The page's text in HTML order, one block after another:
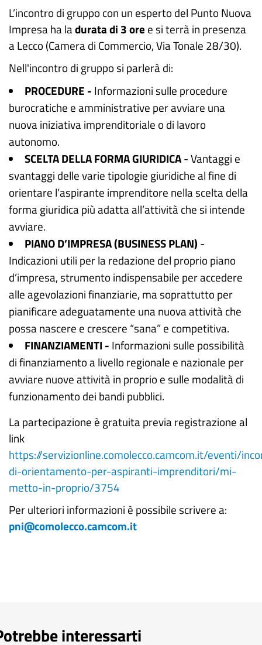
L’incontro di gruppo con un esperto del Punto Nuova
Impresa ha ladurata di 3 ore e si terrà in presenza
a Lecco (Camera di Commercio, Via Tonale 28/30).
Nell'incontro di gruppo si parlerà di:
PROCEDURE - Informazioni sulle procedure
burocratiche e amministrative per avviare una
nuova iniziativa imprenditoriale o di lavoro
autonomo.
SCELTA DELLA FORMA GIURIDICA- Vantaggi e
svantaggi delle varie tipologie giuridiche al fine di
orientare l’aspirante imprenditore nella scelta della
forma giuridica più adatta all’attività che si intende
avviare.
PIANO D’IMPRESA (BUSINESS PLAN)-
Indicazioni utili per la redazione del proprio piano
d’impresa, strumento indispensabile per accedere
alle agevolazioni finanziarie, ma soprattutto per
pianificare adeguatamente una nuova attività che
possa nascere e crescere “sana” e competitiva.
FINANZIAMENTI - Informazioni sulle possibilità
di finanziamento a livello regionale e nazionale per
avviare nuove attività in proprio e sulle modalità di
funzionamento dei bandi pubblici.
La partecipazione è gratuita previa registrazione al
link
https://servizionline.comolecco.camcom.it/eventi/
di-orientamento-per-aspiranti-imprenditori/mi-
metto-in-proprio/3754
Per ulteriori informazioni è possibile scrivere a:
pni@comolecco.camcom.it
interessarti